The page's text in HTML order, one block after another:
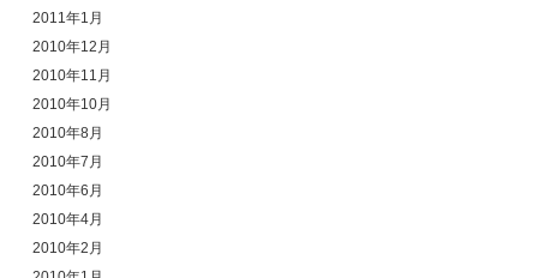
2011年1月
2010年12月
2010年11月
2010年10月
2010年8月
2010年7月
2010年6月
2010年4月
2010年2月